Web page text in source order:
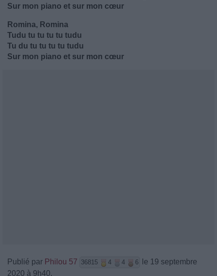
Sur mon piano et sur mon cœur
Romina, Romina
Tudu tu tu tu tu tudu
Tu du tu tu tu tu tudu
Sur mon piano et sur mon cœur
Publié par Philou 57 36815 4 4 6
le 19 septembre
2020 à 9h40.